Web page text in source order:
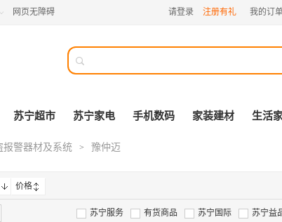
 网页无障碍 请登录 注册有礼 我的订

苏宁超市 苏宁家电 手机数码 家装建材 生活
报警器材及系统 > 豫仲迈
价格
苏宁服务 有货商品 苏宁国际 苏宁益